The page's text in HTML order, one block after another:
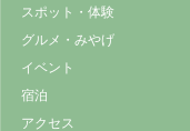
スポット・体験
グルメ・みやげ
イベント
宿泊
アクセス